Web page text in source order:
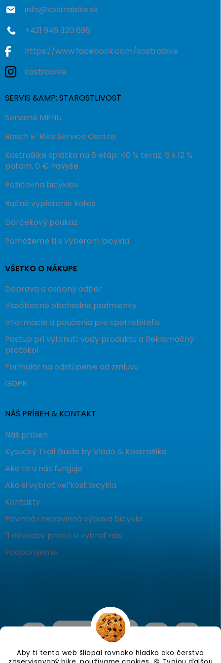
Aby ti tento web šliapal rovnako hladko ako čerstvo
info@kostrabike.sk
+421 949 320 696
https://www.facebook.com/kostrabike
kostrabike
SERVIS &AMP; STAROSTLIVOSŤ
Servisné MENU
Bosch E-Bike Service Centre
KostraBike splátka na 6 etáp: 40 % teraz, 5 x 12 %
potom, 0 € navyše.
Požičovňa bicyklov
Ručné vypletanie kolies
Darčekový poukaz
Pomôžeme ti s výberom bicykla
VŠETKO O NÁKUPE
Doprava a osobný odber
Všeobecné obchodné podmienky
Informácie a poučenia pre spotrebiteľa
Postup pri vytknutí vady produktu a Reklamačný
protokol
Formulár na odstúpenie od zmluvu
GDPR
NÁŠ PRÍBEH & KONTAKT
Náš príbeh
Kysucký Trail Guide by Vlado & KostraBike
Ako to u nás funguje
Ako si vybrať veľkosť bicykla
Kontakty
Povinná i nepovinná výbava bicykla
11 dôvodov prečo si vybrať nás
Podporujeme